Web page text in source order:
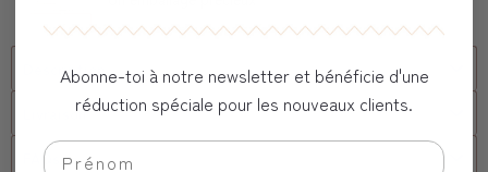
Description
Livraison
FAQs
Abonne-toi à notre newsletter et bénéficie d'une
réduction spéciale pour les nouveaux clients.